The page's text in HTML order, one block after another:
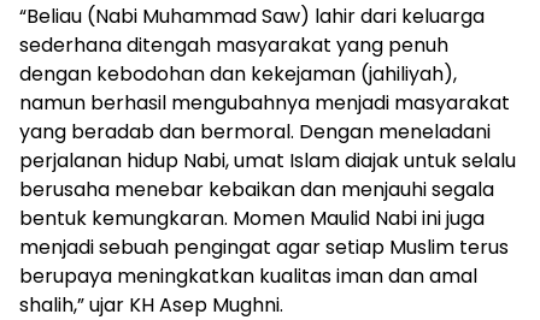
“Beliau (Nabi Muhammad Saw) lahir dari keluarga
sederhana ditengah masyarakat yang penuh
dengan kebodohan dan kekejaman (jahiliyah),
namun berhasil mengubahnya menjadi masyarakat
yang beradab dan bermoral. Dengan meneladani
perjalanan hidup Nabi, umat Islam diajak untuk selalu
berusaha menebar kebaikan dan menjauhi segala
bentuk kemungkaran. Momen Maulid Nabi ini juga
menjadi sebuah pengingat agar setiap Muslim terus
berupaya meningkatkan kualitas iman dan amal
shalih,” ujar KH Asep Mughni.